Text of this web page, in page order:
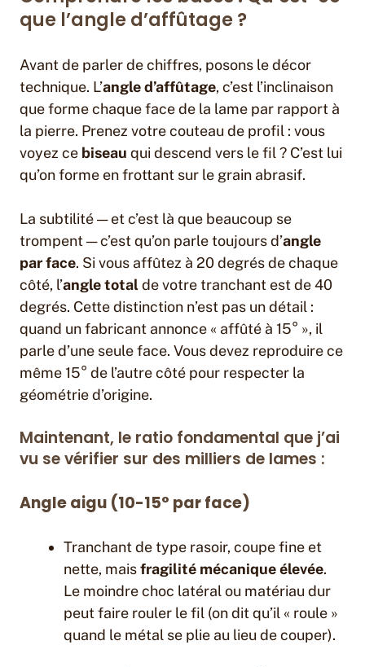
que l’angle d’affûtage ?
Avant de parler de chiffres, posons le décor
technique. L’angle d’affûtage, c’est l’inclinaison
que forme chaque face de la lame par rapport à
la pierre. Prenez votre couteau de profil : vous
voyez ce biseau qui descend vers le fil ? C’est lui
qu’on forme en frottant sur le grain abrasif.
La subtilité — et c’est là que beaucoup se
trompent — c’est qu’on parle toujours d’angle
par face. Si vous affûtez à 20 degrés de chaque
côté, l’angle totalde votre tranchant est de 40
degrés. Cette distinction n’est pas un détail :
quand un fabricant annonce « affûté à 15° », il
parle d’une seule face. Vous devez reproduire ce
même 15° de l’autre côté pour respecter la
géométrie d’origine.
Maintenant, le ratio fondamental que j’ai
vu se vérifier sur des milliers de lames :
Angle aigu (10-15° par face)
Tranchant de type rasoir, coupe fine et
nette, maisfragilité mécanique élevée.
Le moindre choc latéral ou matériau dur
peut faire rouler le fil (on dit qu’il « roule »
quand le métal se plie au lieu de couper).